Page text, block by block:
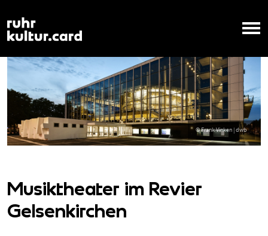
Musiktheater im Revier
Gelsenkirchen